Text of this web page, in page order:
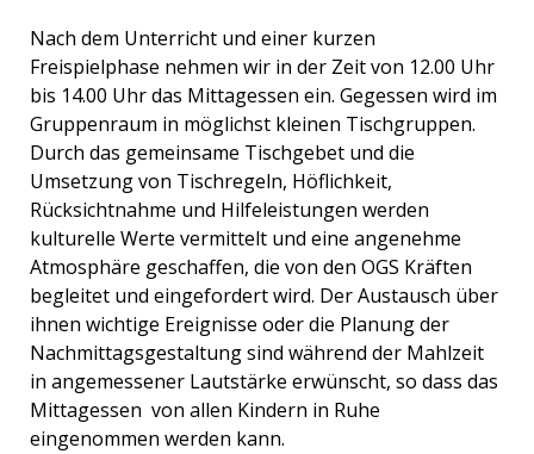
Nach dem Unterricht und einer kurzen
Freispielphase nehmen wir in der Zeit von 12.00 Uhr
bis 14.00 Uhr das Mittagessen ein. Gegessen wird im
Gruppenraum in möglichst kleinen Tischgruppen.
Durch das gemeinsame Tischgebet und die
Umsetzung von Tischregeln, Höflichkeit,
Rücksichtnahme und Hilfeleistungen werden
kulturelle Werte vermittelt und eine angenehme
Atmosphäre geschaffen, die von den OGS Kräften
begleitet und eingefordert wird. Der Austausch über
ihnen wichtige Ereignisse oder die Planung der
Nachmittagsgestaltung sind während der Mahlzeit
in angemessener Lautstärke erwünscht, so dass das
Mittagessen von allen Kindern in Ruhe
eingenommen werden kann.